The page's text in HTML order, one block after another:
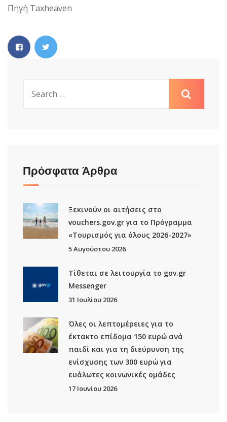
Πηγή Taxheaven
Πρόσφατα Άρθρα
Ξεκινούν οι αιτήσεις στο
vouchers.gov.gr για το Πρόγραμμα
«Τουρισμός για όλους 2026-2027»
5 Αυγούστου 2026
Τίθεται σε λειτουργία το gov.gr
Μessenger
31 Ιουλίου 2026
Όλες οι λεπτομέρειες για το
έκτακτο επίδομα 150 ευρώ ανά
παιδί και για τη διεύρυνση της
ενίσχυσης των 300 ευρώ για
ευάλωτες κοινωνικές ομάδες
17 Ιουνίου 2026